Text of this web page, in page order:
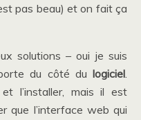
pas beau) et on fait ça
solutions – oui je suis
du côté du logiciel.
l’installer, mais il est
que l’interface web qui